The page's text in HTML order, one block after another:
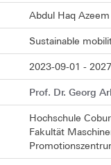
Abdul Haq Azeem
Sustainable
2023-09-01 -
Prof. Dr. Georg
Hochschule
Fakultät